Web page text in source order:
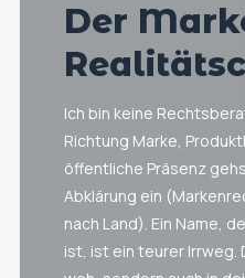
Der
Ich bin keine
Richtung Marke,
öffentliche Präsenz
Abklärung ein
nach Land). Ein Name,
ist, ist ein teurer Irrweg.